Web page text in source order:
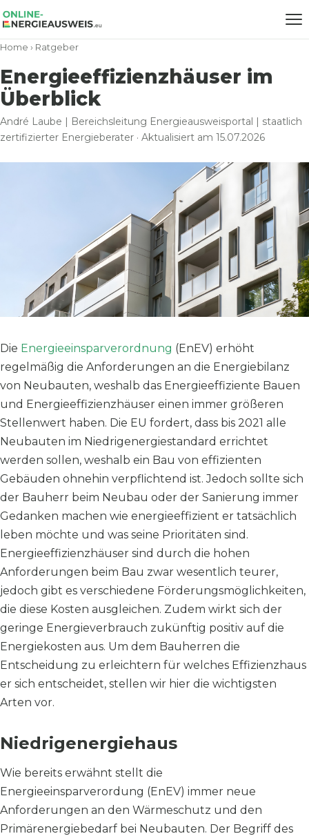
Home › Ratgeber
Energieeffizienzhäuser im
Überblick
André Laube | Bereichsleitung Energieausweisportal | staatlich
zertifizierter Energieberater · Aktualisiert am 15.07.2026
Die Energieeinsparverordnung (EnEV) erhöht
regelmäßig die Anforderungen an die Energiebilanz
von Neubauten, weshalb das Energieeffiziente Bauen
und Energieeffizienzhäuser einen immer größeren
Stellenwert haben. Die EU fordert, dass bis 2021 alle
Neubauten im Niedrigenergiestandard errichtet
werden sollen, weshalb ein Bau von effizienten
Gebäuden ohnehin verpflichtend ist. Jedoch sollte sich
der Bauherr beim Neubau oder der Sanierung immer
Gedanken machen wie energieeffizient er tatsächlich
leben möchte und was seine Prioritäten sind.
Energieeffizienzhäuser sind durch die hohen
Anforderungen beim Bau zwar wesentlich teurer,
jedoch gibt es verschiedene Förderungsmöglichkeiten,
die diese Kosten ausgleichen. Zudem wirkt sich der
geringe Energieverbrauch zukünftig positiv auf die
Energiekosten aus. Um dem Bauherren die
Entscheidung zu erleichtern für welches Effizienzhaus
er sich entscheidet, stellen wir hier die wichtigsten
Arten vor.
Niedrigenergiehaus
Wie bereits erwähnt stellt die
Energieeinsparverordung (EnEV) immer neue
Anforderungen an den Wärmeschutz und den
Primärenergiebedarf bei Neubauten. Der Begriff des